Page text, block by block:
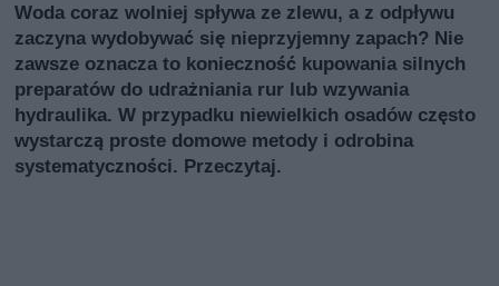
Woda coraz wolniej spływa ze zlewu, a z odpływu
zaczyna wydobywać się nieprzyjemny zapach? Nie
zawsze oznacza to konieczność kupowania silnych
preparatów do udrażniania rur lub wzywania
hydraulika. W przypadku niewielkich osadów często
wystarczą proste domowe metody i odrobina
systematyczności. Przeczytaj.